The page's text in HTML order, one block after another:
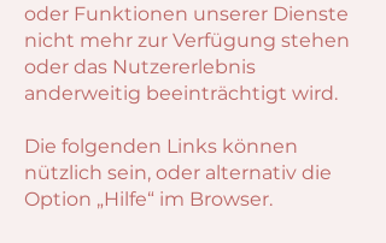
oder Funktionen unserer Dienste
nicht mehr zur Verfügung stehen
oder das Nutzererlebnis
anderweitig beeinträchtigt wird.
Die folgenden Links können
nützlich sein, oder alternativ die
Option „Hilfe“ im Browser.